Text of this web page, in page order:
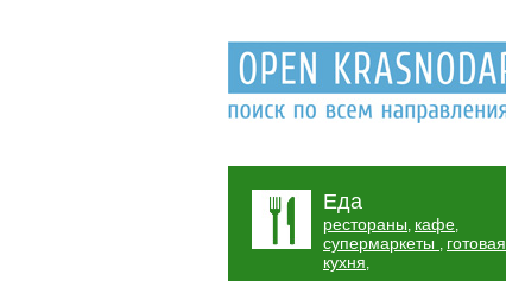
Еда
рестораны, кафе,
супермаркеты , готовая
кухня,